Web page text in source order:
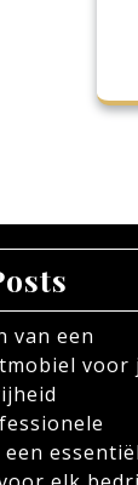
van een
voor